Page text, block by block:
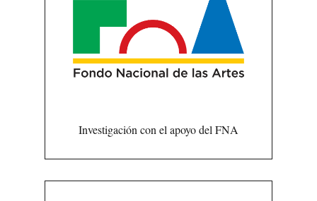
Investigación con el apoyo del FNA